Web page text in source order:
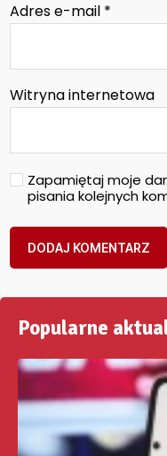
Adres e-mail *
Witryna internetowa
Zapamiętaj moje
pisania kolejnych
Popularne